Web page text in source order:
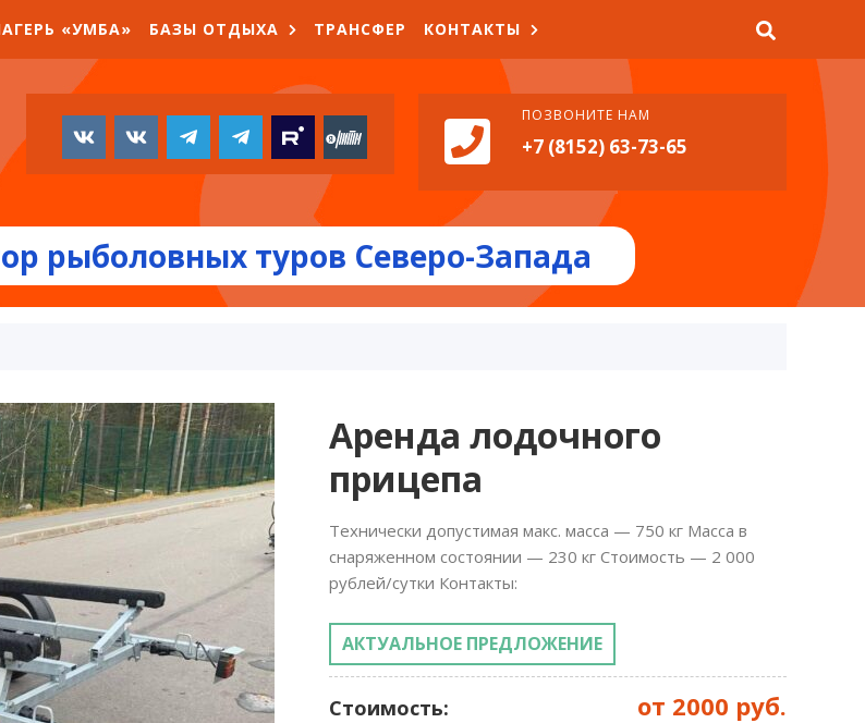
«УМБА» БАЗЫ ОТДЫХА ТРАНСФЕР КОНТАКТЫ
ПОЗВОНИТЕ НАМ
+7 (8152) 63-73-65
рыболовных туров Северо-Запада
Аренда лодочного
прицепа
Технически допустимая макс. масса — 750 кг Масса в
снаряженном состоянии — 230 кг Стоимость — 2 000
рублей/сутки Контакты:
АКТУАЛЬНОЕ ПРЕДЛОЖЕНИЕ
Стоимость: от 2000 руб.